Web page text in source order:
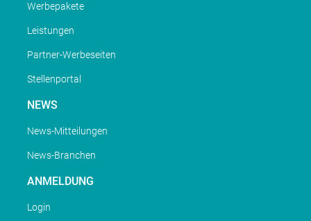
Werbepakete
Leistungen
Partner-Werbeseiten
Stellenportal
NEWS
News-Mitteilungen
News-Branchen
ANMELDUNG
Login